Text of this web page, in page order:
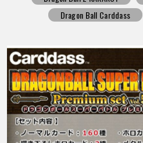
Dragon Ball Carddass